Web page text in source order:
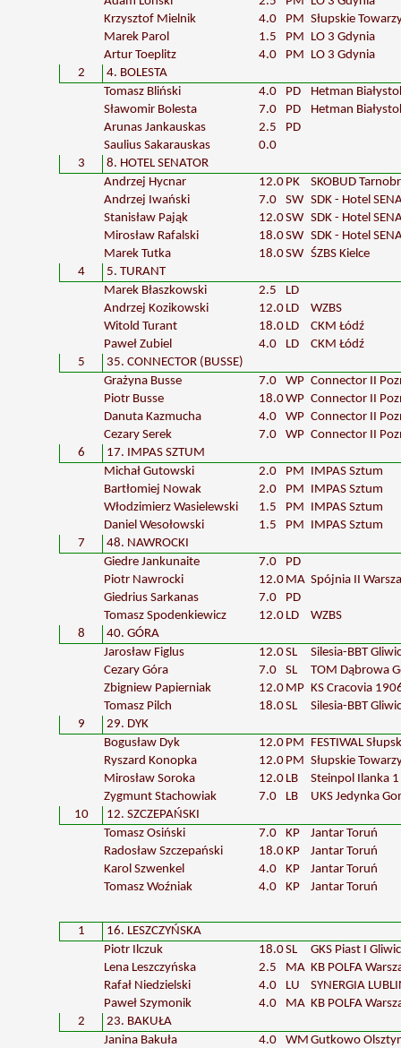
Krzysztof Mielnik
4.0 PM Słupskie
Marek Parol
1.5 PM LO 3 Gdynia
Artur Toeplitz
4.0 PM LO 3 Gdynia
2
4. BOLESTA
Tomasz Bliński
4.0 PD
Hetman
Sławomir Bolesta
7.0 PD
Hetman
Arunas Jankauskas
2.5
PD
Saulius Sakarauskas
0.0
3
8. HOTEL SENATOR
Andrzej Hycnar
12.0 PK
SKOBUD
Andrzej Iwański
7.0 SW SDK - Hotel
Stanisław Pająk
12.0SW SDK - Hotel
Mirosław Rafalski
18.0SW SDK - Hotel
Marek Tutka
18.0SW ŚZBS Kielce
4
5. TURANT
Marek Błaszkowski
2.5
LD
Andrzej Kozikowski
12.0 LD
WZBS
Witold Turant
18.0 LD
CKM Łódź
Paweł Zubiel
4.0 LD
CKM Łódź
5
35. CONNECTOR (BUSSE)
Grażyna Busse
7.0 WP Connector II
Piotr Busse
18.0WP Connector II
Danuta Kazmucha
4.0 WP Connector II
Cezary Serek
7.0 WP Connector II
6
17. IMPAS SZTUM
Michał Gutowski
2.0 PM IMPAS Sztum
Bartłomiej Nowak
2.0 PM IMPAS Sztum
Włodzimierz Wasielewski
1.5 PM IMPAS Sztum
Daniel Wesołowski
1.5 PM IMPAS Sztum
7
48. NAWROCKI
Giedre Jankunaite
7.0
PD
Piotr Nawrocki
12.0 MA Spójnia II
Giedrius Sarkanas
7.0
PD
Tomasz Spodenkiewicz
12.0 LD
WZBS
8
40. GÓRA
Jarosław Figlus
12.0SL
Silesia-BBT
Cezary Góra
7.0 SL
TOM Dąbrowa
Zbigniew Papierniak
12.0 MP KS Cracovia
Tomasz Pilch
18.0SL
Silesia-BBT
9
29. DYK
Bogusław Dyk
12.0 PM FESTIWAL Słupsk
Ryszard Konopka
12.0 PM Słupskie
Mirosław Soroka
12.0 LB
Steinpol Ilanka 1
Zygmunt Stachowiak
7.0 LB
UKS Jedynka
10
12. SZCZEPAŃSKI
Tomasz Osiński
7.0 KP
Jantar Toruń
Radosław Szczepański
18.0 KP
Jantar Toruń
Karol Szwenkel
4.0 KP
Jantar Toruń
Tomasz Woźniak
4.0 KP Jantar Toruń
1
16. LESZCZYŃSKA
Piotr Ilczuk
18.0SL
GKS Piast I
Lena Leszczyńska
2.5 MA KB POLFA
Rafał Niedzielski
4.0 LU
SYNERGIA
Paweł Szymonik
4.0 MA KB POLFA
2
23. BAKUŁA
Janina Bakuła
4.0 WM Gutkowo